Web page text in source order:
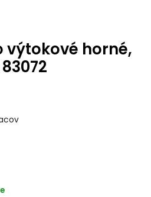
výtokové horné,